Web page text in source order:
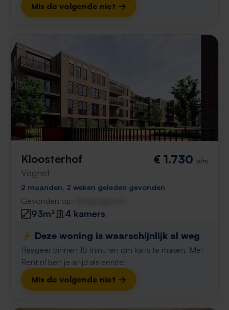
Mis de volgende niet →
Kloosterhof
Veghel
€ 1.730 p/m
2 maanden, 2 weken geleden gevonden
Gevonden op:
93m²
4 kamers
⚡️ Deze woning is waarschijnlijk al weg
Reageer binnen 15 minuten om kans te maken. Met
Rent.nl ben je altijd als eerste!
Mis de volgende niet →